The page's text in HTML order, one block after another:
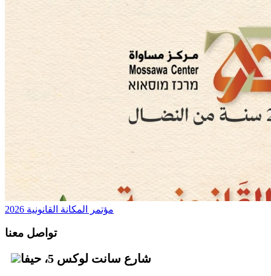
مؤتمر المكانة القانونية 2026
تواصل معنا
شارع سانت لوكس 5، حيفا